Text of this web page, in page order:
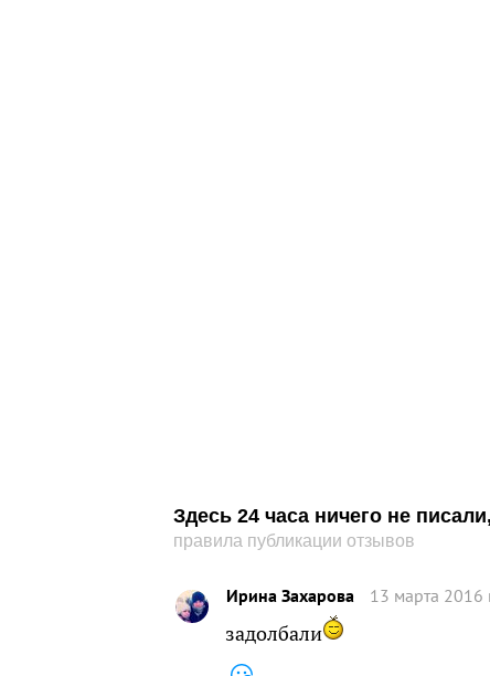
Здесь 24 часа ничего не
правила публикации отзывов
Ирина Захарова 13 марта 2016
задолбали